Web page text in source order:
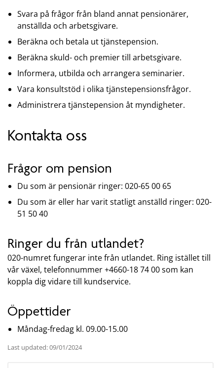
Svara på frågor från bland annat pensionärer,
anställda och arbetsgivare.
Beräkna och betala ut tjänstepension.
Beräkna skuld- och premier till arbetsgivare.
Informera, utbilda och arrangera seminarier.
Vara konsultstöd i olika tjänstepensionsfrågor.
Administrera tjänstepension åt myndigheter.
Kontakta oss
Frågor om pension
Du som är pensionär ringer: 020-65 00 65
Du som är eller har varit statligt anställd ringer: 020-
51 50 40
Ringer du från utlandet?
020-numret fungerar inte från utlandet. Ring istället till
vår växel, telefonnummer +4660-18 74 00 som kan
koppla dig vidare till kundservice.
Öppettider
Måndag-fredag kl. 09.00-15.00
Last updated: 09/01/2024